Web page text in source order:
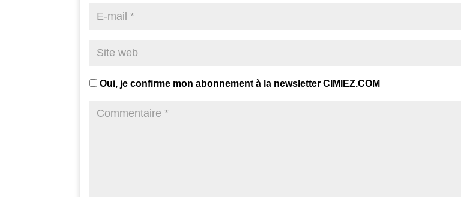
Oui, je confirme mon abonnement à la newsletter CIMIEZ.COM